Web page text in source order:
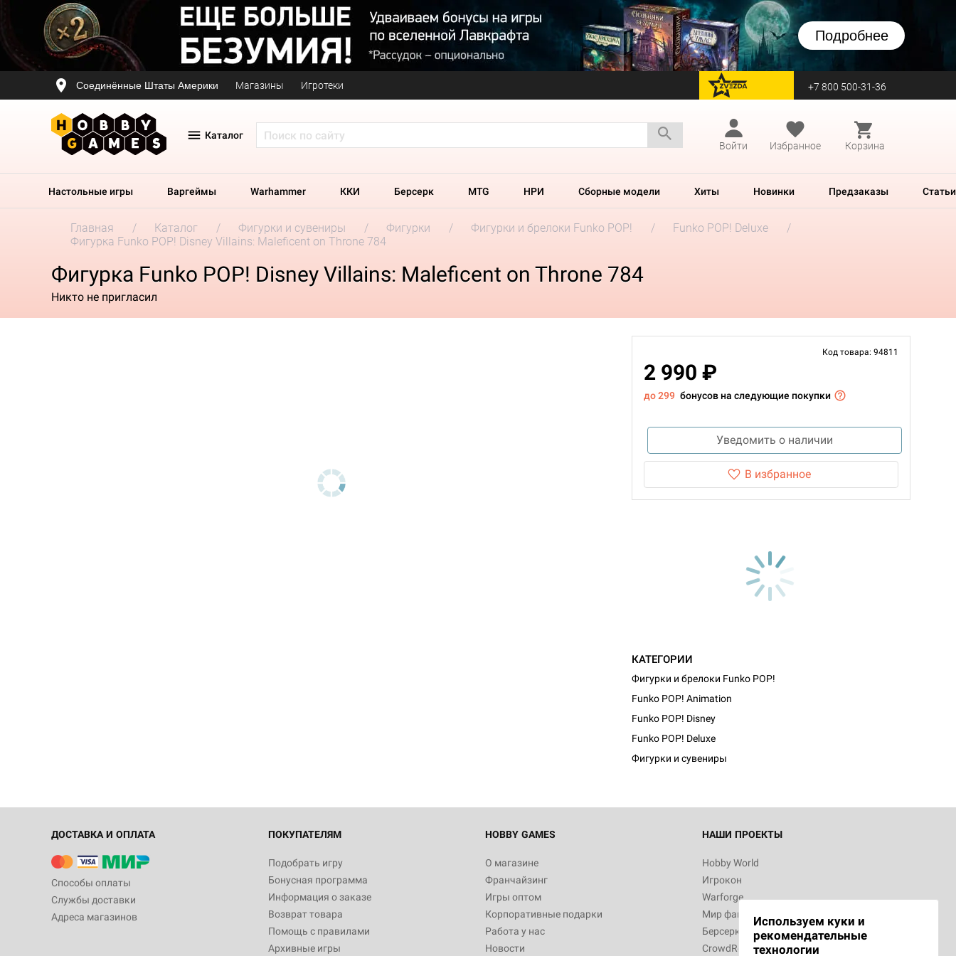
Подробнее
Соединённые Штаты Америки Магазины Игротеки перейти на Zvezda +7 800 500-31-36
Каталог
Войти
Избранное Корзина
Настольные игры Варгеймы Warhammer ККИ Берсерк MTG НРИ Сборные модели Хиты Новинки Предзаказы Статьи
Главная Каталог Фигурки и сувениры Фигурки Фигурки и брелоки Funko POP!
Funko POP! Deluxe
Фигурка Funko POP! Disney Villains: Maleficent on Throne 784
Фигурка Funko POP! Disney Villains: Maleficent on Throne 784
Никто не пригласил
Код товара: 94811
2 990 ₽
до 299 бонусов на следующие покупки
Уведомить о наличии
В избранное
КАТЕГОРИИ
Фигурки и брелоки Funko POP!
Funko POP! Animation
Funko POP! Disney
Funko POP! Deluxe
Фигурки и сувениры
ДОСТАВКА И ОПЛАТА
Способы оплаты
Службы доставки
Адреса магазинов
ПОКУПАТЕЛЯМ
Подобрать игру
Бонусная программа
Информация о заказе
Возврат товара
Помощь с правилами
Архивные игры
HOBBY GAMES
О магазине
Франчайзинг
Игры оптом
Корпоративные подарки
Работа у нас
Новости
НАШИ ПРОЕКТЫ
Hobby World
Игрокон
Warforge
Мир фантастики
Берсерк
CrowdRepublic
Используем куки и
рекомендательные
технологии